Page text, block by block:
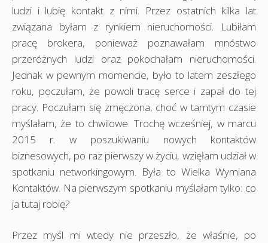
ludzi i lubię kontakt z nimi. Przez ostatnich kilka lat
związana byłam z rynkiem nieruchomości. Lubiłam
pracę brokera, ponieważ poznawałam mnóstwo
przeróżnych ludzi oraz pokochałam nieruchomości.
Jednak w pewnym momencie, było to latem zeszłego
roku, poczułam, że powoli tracę serce i zapał do tej
pracy. Poczułam się zmęczona, choć w tamtym czasie
myślałam, że to chwilowe. Trochę wcześniej, w marcu
2015 r. w poszukiwaniu nowych kontaktów
biznesowych, po raz pierwszy w życiu, wzięłam udział w
spotkaniu networkingowym. Była to Wielka Wymiana
Kontaktów. Na pierwszym spotkaniu myślałam tylko: co
ja tutaj robię?
Przez myśl mi wtedy nie przeszło, że właśnie, po